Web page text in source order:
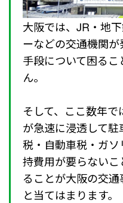
大阪では、JR・地
ーなどの交通機関
手段について困る
ん。
そして、ここ数年で
が急速に浸透して
税・自動車税・ガ
持費用が要らない
ることが大阪の交
と当てはまります。